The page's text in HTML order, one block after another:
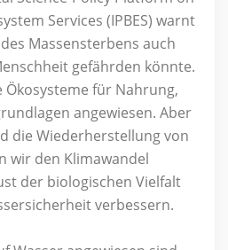
Services (IPBES) warnt
Massensterbens auch
gefährden könnte.
für Nahrung,
angewiesen. Aber
die Wiederherstellung von
wir den Klimawandel
der biologischen Vielfalt
verbessern.